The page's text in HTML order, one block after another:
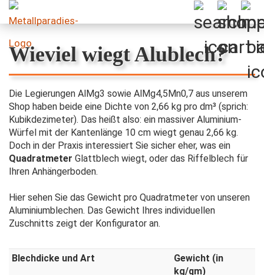
Wieviel wiegt Alublech?
Die Legierungen AlMg3 sowie AlMg4,5Mn0,7 aus unserem
Shop haben beide eine Dichte von 2,66 kg pro dm³ (sprich:
Kubikdezimeter). Das heißt also: ein massiver Aluminium-
Würfel mit der Kantenlänge 10 cm wiegt genau 2,66 kg.
Doch in der Praxis interessiert Sie sicher eher, was ein
Quadratmeter Glattblech wiegt, oder das Riffelblech für
Ihren Anhängerboden.
Hier sehen Sie das Gewicht pro Quadratmeter von unseren
Aluminiumblechen. Das Gewicht Ihres individuellen
Zuschnitts zeigt der Konfigurator an.
Blechdicke und Art
Gewicht (in
kg/qm)